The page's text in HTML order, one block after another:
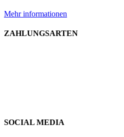
Mehr informationen
ZAHLUNGSARTEN
SOCIAL MEDIA